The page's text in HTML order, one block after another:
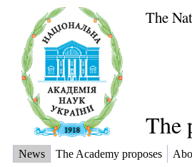
The
The
News The Academy proposes